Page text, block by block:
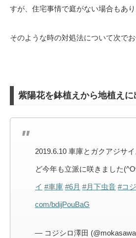
すが、住宅事情で庭がない場合もあり
そのような時の対処法について次でお
紫陽花を鉢植えから地植えに
2019.6.10 車庫とガクアジサ
ど今年も立派に咲きました
イ #車庫 #6月 #月下虫音 #コ
com/bdijPouBaG
— コジシロ澤田